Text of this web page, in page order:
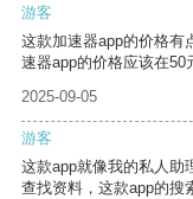
游客
这款加速器app的价格有
速器app的价格应该在50
2025-09-05
游客
这款app就像我的私人助
查找资料，这款app的搜